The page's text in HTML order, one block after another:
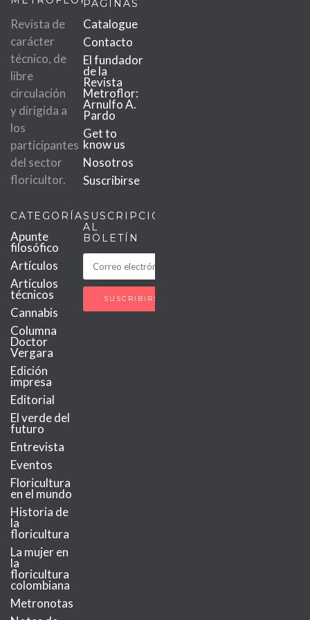
Revista de
carácter
técnico, de
libre
circulación
y dirigida a
los
participantes
del sector
floricultor.
PÁGINAS
Catalogue
Contacto
El fundador
de la
Revista
Metroflor:
Arnulfo A.
Pardo
Get to
know us
Nosotros
Suscribirse
CATEGORÍAS
Apunte
filosófico
Artículos
Artículos
técnicos
Cannabis
Columna
Doctor
Vergara
Edición
impresa
Editorial
El verde del
futuro
Entrevista
Eventos
Floricultura
en el mundo
Historia de
la
floricultura
La mujer en
la
floricultura
colombiana
Metronotas
SUSCRIPCIÓN
AL
BOLETÍN